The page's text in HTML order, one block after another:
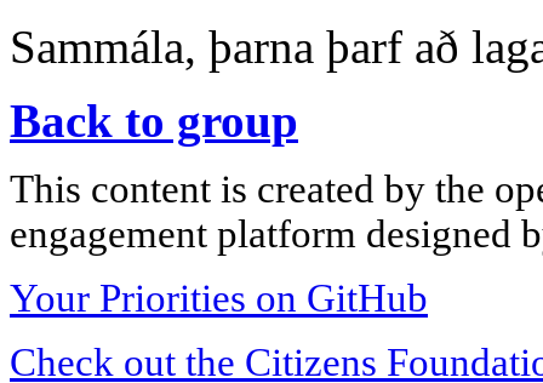
Sammála, þarna þarf að
Back to group
This content is created by the
engagement platform designed
Your Priorities on GitHub
Check out the Citizens